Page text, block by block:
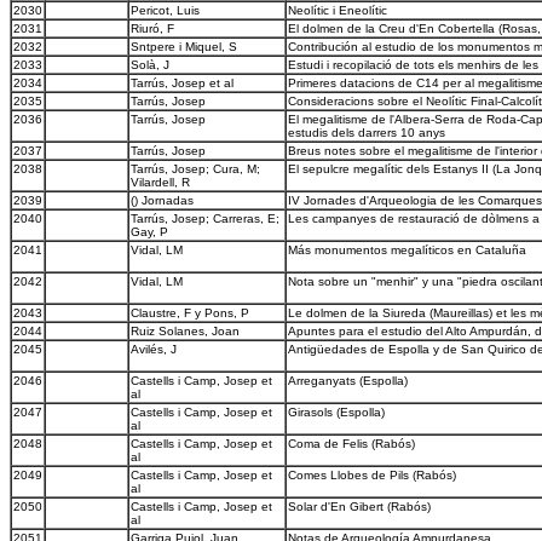
2030
Pericot, Luis
Neolític i Eneolític
2031
Riuró, F
El dolmen de la Creu d'En Cobertella
2032
Sntpere i Miquel, S
Contribución al estudio de los monumentos
2033
Solà, J
Estudi i recopilació de tots els menhirs de
2034
Tarrús, Josep et al
Primeres datacions de C14 per al
2035
Tarrús, Josep
Consideracions sobre el Neolític Final-
2036
Tarrús, Josep
El megalitisme de l'Albera-Serra de Roda-
estudis dels darrers 10 anys
2037
Tarrús, Josep
Breus notes sobre el megalitisme de
2038
Tarrús, Josep; Cura, M;
Vilardell, R
El sepulcre megalític dels Estanys II (La
2039 () Jornadas
IV Jornades d'Arqueologia de les
2040
Tarrús, Josep; Carreras, E;
Gay, P
Les campanyes de restauració de dòlmens
2041 Vidal, LM Más monumentos megalíticos en Cataluña
2042 Vidal, LM Nota sobre un "menhir" y una "piedra
2043 Claustre, F y Pons, P
Le dolmen de la Siureda (Maureillas) et les
2044
Ruiz Solanes, Joan
Apuntes para el estudio del Alto Ampurdán,
2045
Avilés, J Antigüedades de Espolla y de San Quirico
2046
Castells i Camp, Josep et
al
Arreganyats (Espolla)
2047
Castells i Camp, Josep et
al
Girasols (Espolla)
2048
Castells i Camp, Josep et
al
Coma de Felis (Rabós)
2049
Castells i Camp, Josep et
al
Comes Llobes de Pils (Rabós)
2050
Castells i Camp, Josep et
al
Solar d'En Gibert (Rabós)
2051 Garriga Pujol, Juan
Notas de Arqueología Ampurdanesa